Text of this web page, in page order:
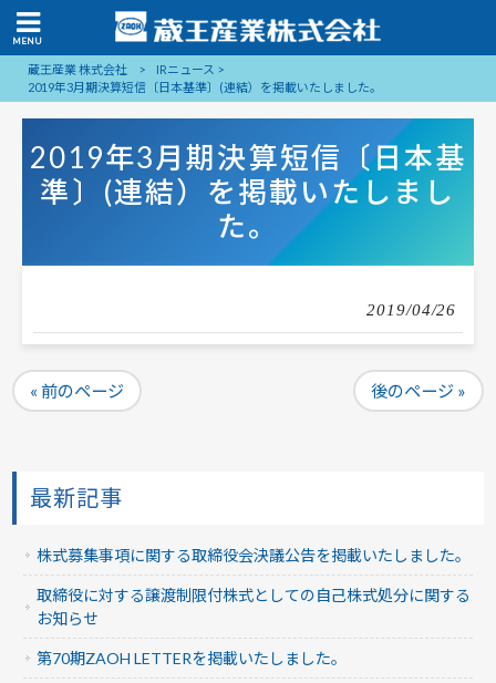
MENU
蔵王産業 株式会社 > IRニュース >
2019年3月期決算短信〔日本基準〕(連結）を掲載いたしました。
2019年3月期決算短信〔日本基
準〕(連結）を掲載いたしまし
た。
2019/04/26
« 前のページ 後のページ »
最新記事
株式募集事項に関する取締役会決議公告を掲載いたしました。
取締役に対する譲渡制限付株式としての自己株式処分に関する
お知らせ
第70期ZAOH LETTERを掲載いたしました。